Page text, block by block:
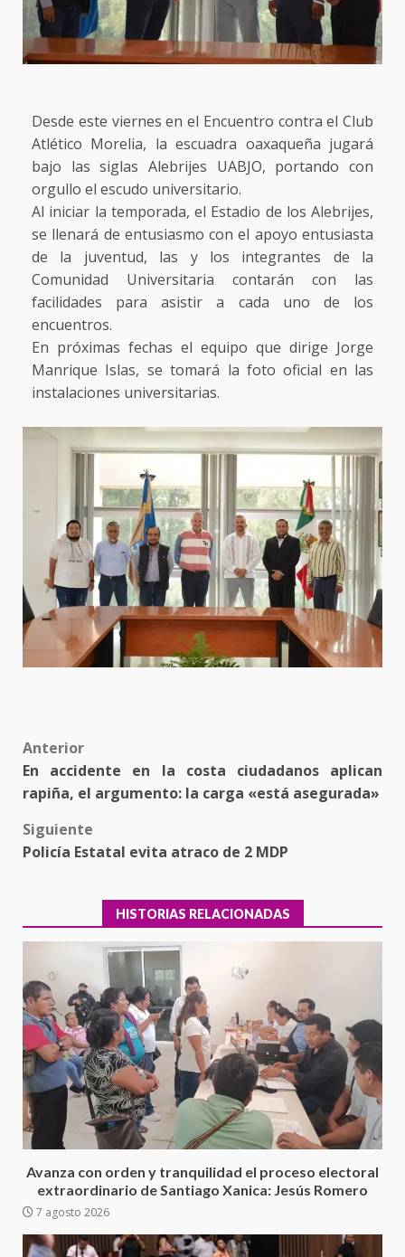
Desde este viernes en el Encuentro contra el Club
Atlético Morelia, la escuadra oaxaqueña jugará
bajo las siglas Alebrijes UABJO, portando con
orgullo el escudo universitario.
Al iniciar la temporada, el Estadio de los Alebrijes,
se llenará de entusiasmo con el apoyo entusiasta
de la juventud, las y los integrantes de la
Comunidad Universitaria contarán con las
facilidades para asistir a cada uno de los
encuentros.
En próximas fechas el equipo que dirige Jorge
Manrique Islas, se tomará la foto oficial en las
instalaciones universitarias.
Post
navigation
Anterior
En accidente en la costa ciudadanos aplican
rapiña, el argumento: la carga «está asegurada»
Siguiente
Policía Estatal evita atraco de 2 MDP
HISTORIAS RELACIONADAS
Avanza con orden y tranquilidad el proceso electoral
extraordinario de Santiago Xanica: Jesús Romero
7 agosto 2026
3
Ciudad Salud: justicia social para
Oaxaca
con el Gobernador Salomón Jara
Cruz reafirma la consolidación